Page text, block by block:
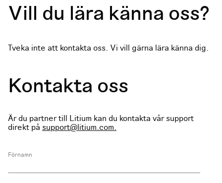
Vill du lära känna oss?
Tveka inte att kontakta oss. Vi vill gärna lära känna dig.
Kontakta oss
Är du partner till Litium kan du kontakta vår support
direkt på support@litium.com.
Förnamn